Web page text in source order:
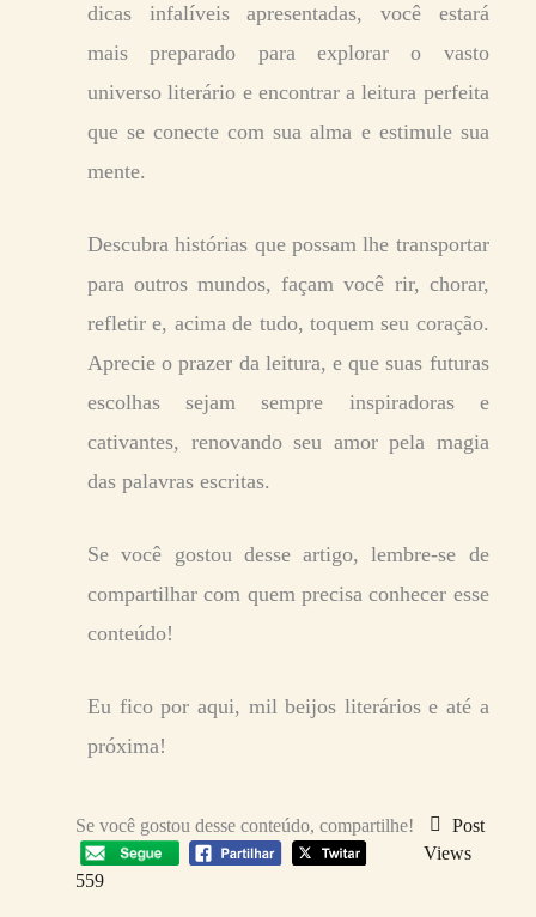
dicas infalíveis apresentadas, você estará
mais preparado para explorar o vasto
universo literário e encontrar a leitura perfeita
que se conecte com sua alma e estimule sua
mente.
Descubra histórias que possam lhe transportar
para outros mundos, façam você rir, chorar,
refletir e, acima de tudo, toquem seu coração.
Aprecie o prazer da leitura, e que suas futuras
escolhas sejam sempre inspiradoras e
cativantes, renovando seu amor pela magia
das palavras escritas.
Se você gostou desse artigo, lembre-se de
compartilhar com quem precisa conhecer esse
conteúdo!
Eu fico por aqui, mil beijos literários e até a
próxima!
Se você gostou desse conteúdo, compartilhe!
Post
Views
559